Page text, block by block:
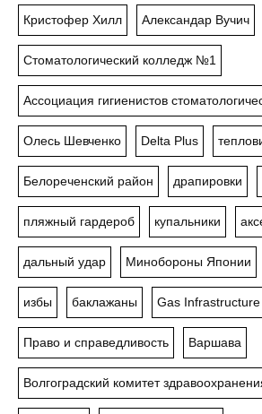
Кристофер Хилл Александар Вучич
Стоматологический колледж №1
Ассоциация гигиенистов
Олесь Шевченко Delta Plus
Белореченский район драпировки
пляжный гардероб купальники
дальный удар Минобороны Японии
избы баклажаны Gas
Право и справедливость Варшава
Волгоградский комитет